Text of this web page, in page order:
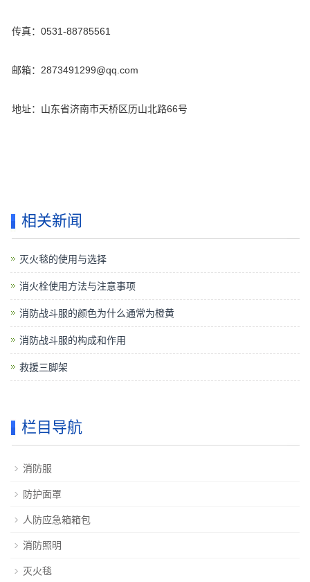
传真：0531-88785561
邮箱：2873491299@qq.com
地址：山东省济南市天桥区历山北路66号
相关新闻
灭火毯的使用与选择
消火栓使用方法与注意事项
消防战斗服的颜色为什么通常为橙黄
消防战斗服的构成和作用
救援三脚架
栏目导航
消防服
防护面罩
人防应急箱箱包
消防照明
灭火毯